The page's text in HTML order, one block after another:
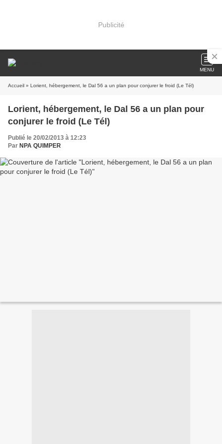
Publicité
MENU
Accueil » Lorient, hébergement, le Dal 56 a un plan pour conjurer le froid (Le Tél)
Lorient, hébergement, le Dal 56 a un plan pour
conjurer le froid (Le Tél)
Publié le 20/02/2013 à 12:23
Par NPA QUIMPER